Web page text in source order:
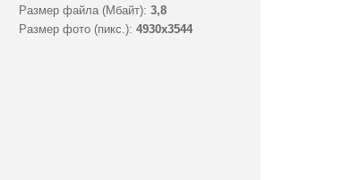
Размер файла (Мбайт): 3,8
Размер фото (пикс.): 4930x3544